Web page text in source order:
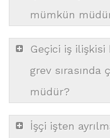
mümkün
Geçici iş ilişkisi
grev sırasında
müdür?
İşçi işten